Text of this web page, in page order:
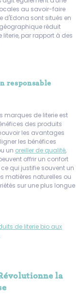
au savoir-faire
d'Edona sont situés en
réduit
par rapport à des
responsable
marques de literie est
des produits
les avantages
les bénéfices
un oreiller de qualité,
offrir un confort
qui justifie souvent un
matières naturelles ou
sur une plus longue
de literie bio aux
la